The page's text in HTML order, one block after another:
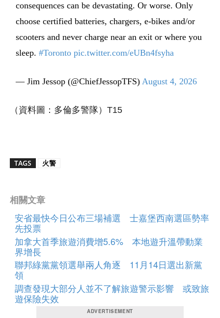
consequences can be devastating. Or worse. Only
choose certified batteries, chargers, e-bikes and/or
scooters and never charge near an exit or where you
sleep.#Toronto pic.twitter.com/eUBn4fsyha
— Jim Jessop (@ChiefJessopTFS)August 4, 2026
（資料圖：多倫多警隊）T15
TAGS 火警
相關文章
安省最快今日公布三場補選 士嘉堡西南選區勢率
先投票
加拿大首季旅遊消費增5.6% 本地遊升溫帶動業
界增長
聯邦綠黨黨領選舉兩人角逐 11月14日選出新黨
領
調查發現大部分人並不了解旅遊警示影響 或致旅
遊保險失效